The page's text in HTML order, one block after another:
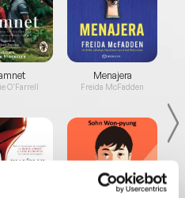
O'Farrell
Menajera
Freida McFadden